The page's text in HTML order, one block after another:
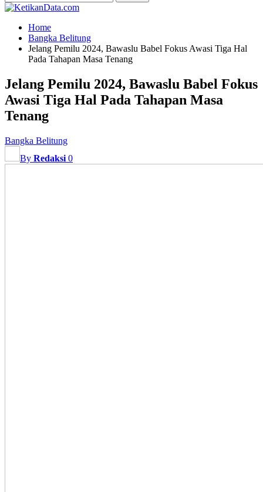
Home
Bangka Belitung
Jelang Pemilu 2024, Bawaslu Babel Fokus Awasi Tiga Hal
Pada Tahapan Masa Tenang
Jelang Pemilu 2024, Bawaslu Babel Fokus
Awasi Tiga Hal Pada Tahapan Masa
Tenang
Bangka Belitung
By Redaksi 0